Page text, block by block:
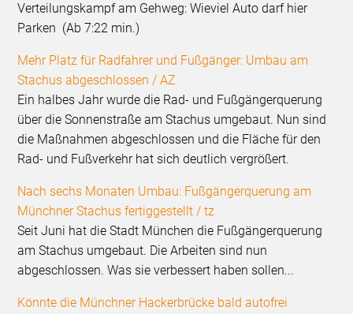
Verteilungskampf am Gehweg: Wieviel Auto darf hier
Parken (Ab 7:22 min.)
Mehr Platz für Radfahrer und Fußgänger: Umbau am
Stachus abgeschlossen / AZ
Ein halbes Jahr wurde die Rad- und Fußgängerquerung
über die Sonnenstraße am Stachus umgebaut. Nun sind
die Maßnahmen abgeschlossen und die Fläche für den
Rad- und Fußverkehr hat sich deutlich vergrößert.
Nach sechs Monaten Umbau: Fußgängerquerung am
Münchner Stachus fertiggestellt / tz
Seit Juni hat die Stadt München die Fußgängerquerung
am Stachus umgebaut. Die Arbeiten sind nun
abgeschlossen. Was sie verbessert haben sollen...
Könnte die Münchner Hackerbrücke bald autofrei